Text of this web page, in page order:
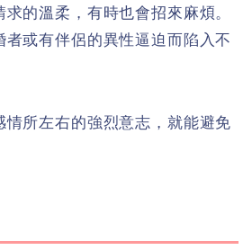
的溫柔，有時也會招來麻煩。
者或有伴侶的異性逼迫而陷入不
情所左右的強烈意志，就能避免